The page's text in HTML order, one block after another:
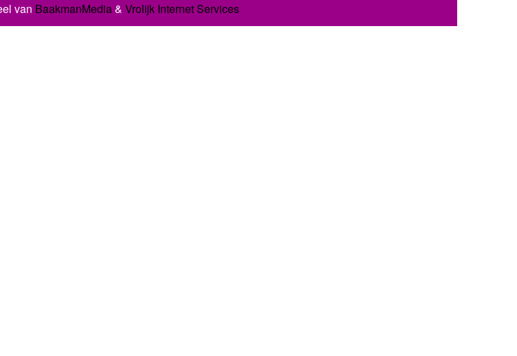
van BaakmanMedia& Vrolijk Internet Services